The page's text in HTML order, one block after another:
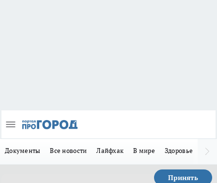
Документы Все новости Лайфхак В мире Здоровье
Принять